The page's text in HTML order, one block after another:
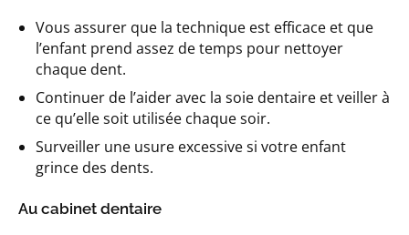
Vous assurer que la technique est efficace et que
l’enfant prend assez de temps pour nettoyer
chaque dent.
Continuer de l’aider avec la soie dentaire et veiller à
ce qu’elle soit utilisée chaque soir.
Surveiller une usure excessive si votre enfant
grince des dents.
Au cabinet dentaire